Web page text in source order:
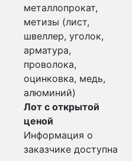
металлопрокат,
метизы (лист,
швеллер, уголок,
арматура,
проволока,
оцинковка, медь,
алюминий)
Лот с открытой
ценой
Информация о
заказчике доступна